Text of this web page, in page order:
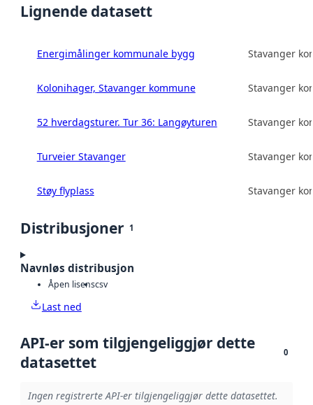
Lignende datasett
Energimålinger kommunale bygg Stavanger
Kolonihager, Stavanger kommune Stavanger
52 hverdagsturer. Tur 36: Langøyturen Stavanger
Turveier Stavanger Stavanger
Støy flyplass Stavanger
Distribusjoner 1
Navnløs distribusjon
Åpen lisenscsv
Last ned
API-er som tilgjengeliggjør dette
datasettet
0
Ingen registrerte API-er tilgjengeliggjør dette datasettet.